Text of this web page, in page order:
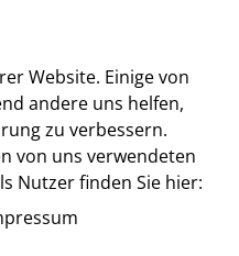
Website. Einige von
andere uns helfen,
zu verbessern.
von uns verwendeten
Nutzer finden Sie hier: